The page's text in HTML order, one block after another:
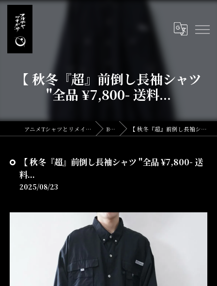
【 秋冬『超』前倒し長袖シャツ
"全品 ¥7,800- 送料...
アニメTシャツとリメイク・古着の古着屋月暈 BLOG 【 秋冬『超』前倒し長袖シャツ "全品 ¥7,800- 送料...
【 秋冬『超』前倒し長袖シャツ "全品 ¥7,800- 送
料...
2025/08/23